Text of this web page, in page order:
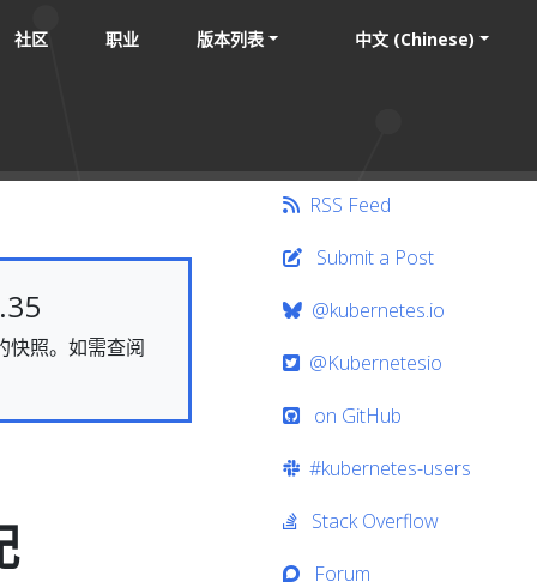
社区 职业 版本列表 中文 (Chinese)
快照。如需查阅
RSS Feed
Submit a Post
@kubernetes.io
@Kubernetesio
on GitHub
#kubernetes-users
Stack Overflow
Forum